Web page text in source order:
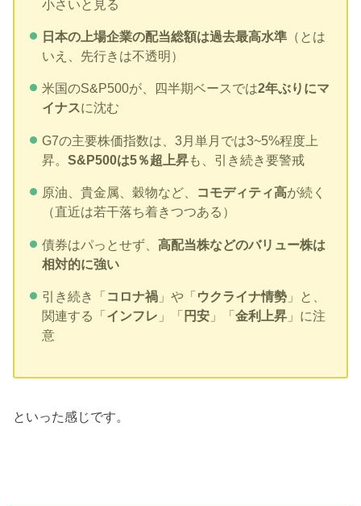
小さいと見る
日本の上場企業の配当総額は過去最高水準（とは
いえ、先行きは不透明）
米国のS&P500が、四半期ベースでは2年ぶりにマ
イナスに沈む
G7の主要株価指数は、3月単月では3~5%程度上
昇。 S&P500は5％超上昇も、引き続き要警戒
原油、貴金属、穀物など、 コモディティ高が続く
（直近は若干落ち着きつつある）
債券はパっとせず、 高配当株などのバリュー株は
相対的に強い
引き続き「 コロナ禍」や「 ウクライナ情勢」と、
関連する「 インフレ 」「 円安」「 金利上昇」に注
意
といった感じです。